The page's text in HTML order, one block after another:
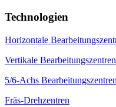
Technologien
Horizontale
Vertikale Bearbeitungszentren
5/6-Achs Bearbeitungszentren
Fräs-Drehzentren